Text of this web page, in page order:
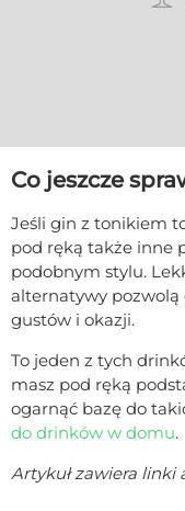
Co jeszcze
Jeśli gin z tonikiem
pod ręką także inne
podobnym stylu.
alternatywy pozwolą
gustów i okazji.
To jeden z tych
masz pod ręką
ogarnąć bazę do
do drinków w domu.
Artykuł zawiera linki